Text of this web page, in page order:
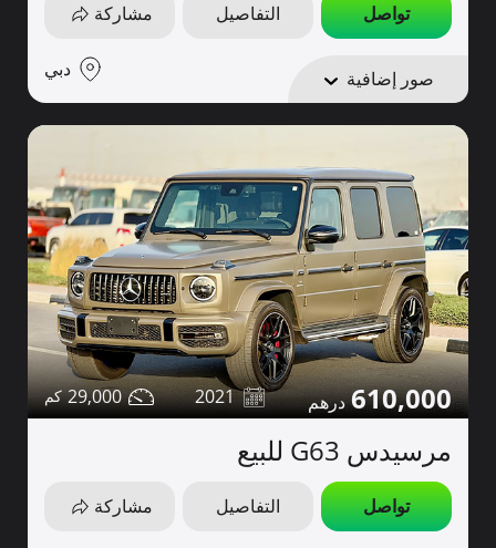
تواصل التفاصيل مشاركة
صور إضافية دبي
610,000
2021
29,000
مرسيدس G63 للبيع
تواصل التفاصيل مشاركة